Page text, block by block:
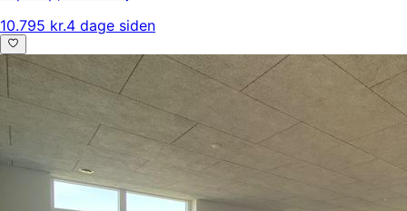
10.795 kr.4 dage siden